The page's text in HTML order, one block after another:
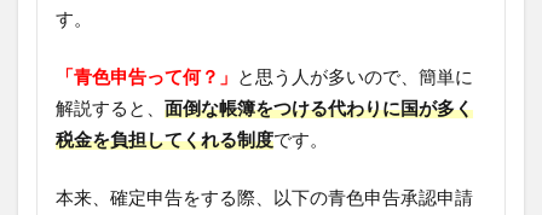
す。
「青色申告って何？」 と思う人が多いので、簡単に
解説すると、 面倒な帳簿をつける代わりに国が多く
税金を負担してくれる制度です。
本来、確定申告をする際、以下の青色申告承認申請